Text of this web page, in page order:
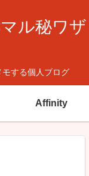
ル秘ワザ
する個人ブログ
Affinity